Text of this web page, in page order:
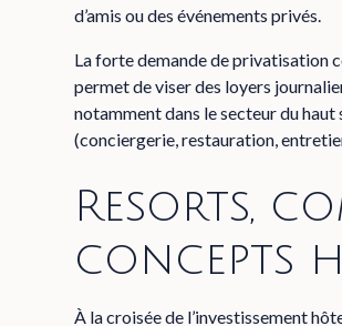
d’amis ou des événements privés.
La forte demande de privatisation
permet de viser des loyers
notamment dans le secteur du
(conciergerie, restauration,
Resorts,
concepts
À la croisée de l’investissement